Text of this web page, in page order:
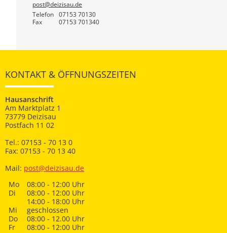
post@deizisau.de
Telefon
07153 70130
Fax 07153 701340
KONTAKT & ÖFFNUNGSZEITEN
Hausanschrift
Am Marktplatz 1
73779 Deizisau
Postfach 11 02
Tel.: 07153 - 70 13 0
Fax: 07153 - 70 13 40
Mail: post@deizisau.de
Mo
08:00 - 12:00 Uhr
Di
08:00 - 12:00 Uhr
14:00 - 18:00 Uhr
Mi
geschlossen
Do
08:00 - 12.00 Uhr
Fr
08:00 - 12:00 Uhr